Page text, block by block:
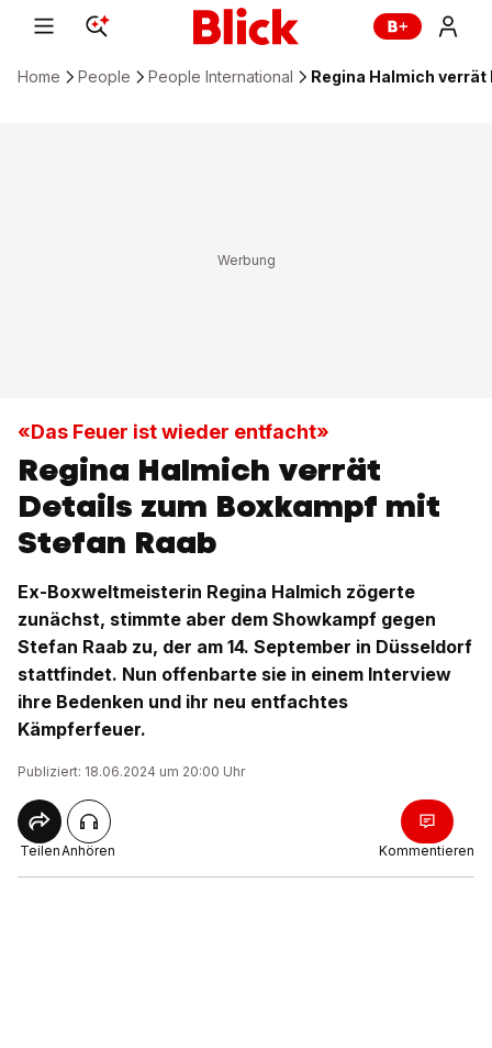
Home People People International Regina Halmich
«Das Feuer ist wieder entfacht»
Regina Halmich verrät
Details zum Boxkampf mit
Stefan Raab
Ex-Boxweltmeisterin Regina Halmich zögerte
zunächst, stimmte aber dem Showkampf gegen
Stefan Raab zu, der am 14. September in Düsseldorf
stattfindet. Nun offenbarte sie in einem Interview
ihre Bedenken und ihr neu entfachtes
Kämpferfeuer.
Publiziert: 18.06.2024 um 20:00 Uhr
TeilenAnhören Kommentieren